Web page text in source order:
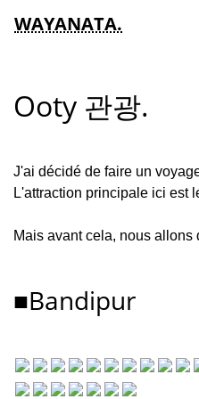
WAYANATA.
Ooty 관광.
J'ai décidé de faire un
L'attraction principale ici est
Mais avant cela, nous allons
■Bandipur